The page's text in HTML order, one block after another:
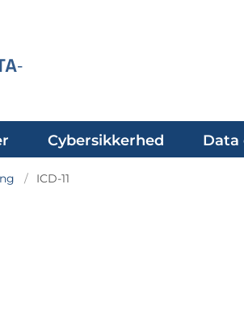
Cybersikkerhed Data
ICD-11